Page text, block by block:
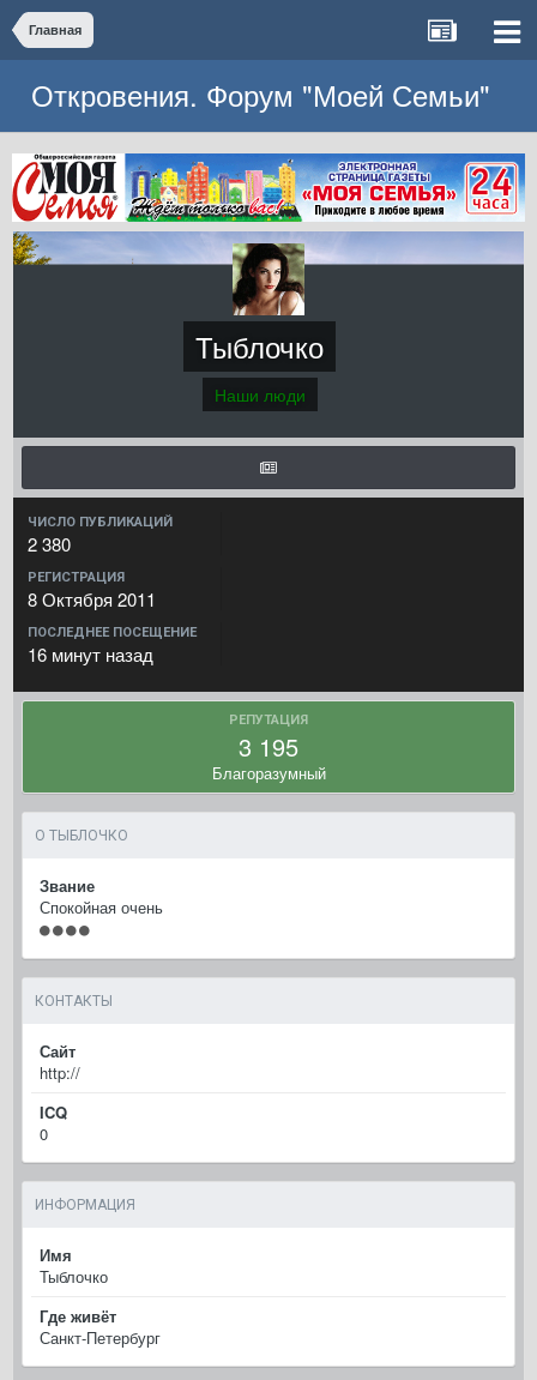
Главная
Откровения. Форум "Моей Семьи"
Тыблочко
Наши люди
ЧИСЛО ПУБЛИКАЦИЙ
2 380
РЕГИСТРАЦИЯ
8 Октября 2011
ПОСЛЕДНЕЕ ПОСЕЩЕНИЕ
16 минут назад
РЕПУТАЦИЯ
3 195
Благоразумный
О ТЫБЛОЧКО
Звание
Спокойная очень
КОНТАКТЫ
Сайт
http://
ICQ
0
ИНФОРМАЦИЯ
Имя
Тыблочко
Где живёт
Санкт-Петербург